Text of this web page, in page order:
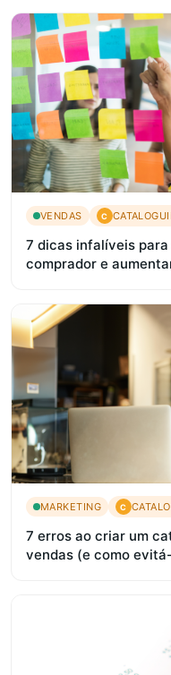
VENDAS C
7 dicas infalíveis
comprador e
MARKETING C
7 erros ao criar um
vendas (e como